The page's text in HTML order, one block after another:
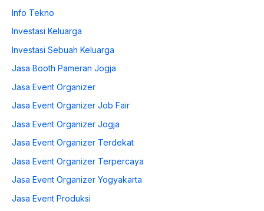
Info Tekno
Investasi Keluarga
Investasi Sebuah Keluarga
Jasa Booth Pameran Jogja
Jasa Event Organizer
Jasa Event Organizer Job Fair
Jasa Event Organizer Jogja
Jasa Event Organizer Terdekat
Jasa Event Organizer Terpercaya
Jasa Event Organizer Yogyakarta
Jasa Event Produksi